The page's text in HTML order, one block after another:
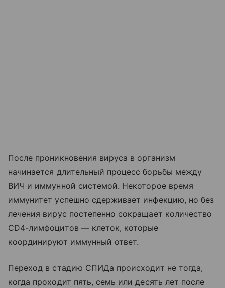
После проникновения вируса в организм
начинается длительный процесс борьбы между
ВИЧ и иммунной системой. Некоторое время
иммунитет успешно сдерживает инфекцию, но без
лечения вирус постепенно сокращает количество
CD4-лимфоцитов — клеток, которые
координируют иммунный ответ.
Переход в стадию СПИДа происходит не тогда,
когда проходит пять, семь или десять лет после